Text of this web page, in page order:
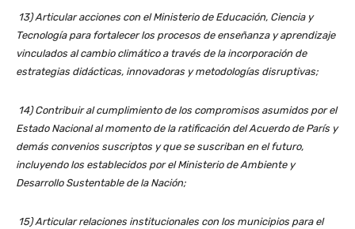
13) Articular acciones con el Ministerio de Educación, Ciencia y
Tecnología para fortalecer los procesos de enseñanza y aprendizaje
vinculados al cambio climático a través de la incorporación de
estrategias didácticas, innovadoras y metodologías disruptivas;
14) Contribuir al cumplimiento de los compromisos asumidos por el
Estado Nacional al momento de la ratificación del Acuerdo de París y
demás convenios suscriptos y que se suscriban en el futuro,
incluyendo los establecidos por el Ministerio de Ambiente y
Desarrollo Sustentable de la Nación;
15) Articular relaciones institucionales con los municipios para el